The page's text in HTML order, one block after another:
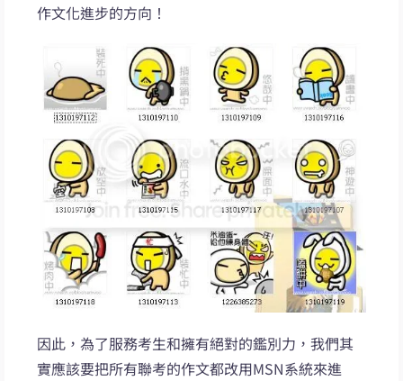
作文化進步的方向！
因此，為了服務考生和擁有絕對的鑑別力，我們其
實應該要把所有聯考的作文都改用MSN系統來進